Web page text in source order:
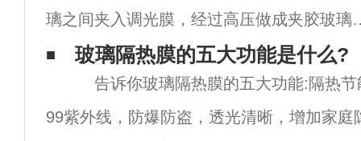
璃之间夹入调光膜，经过高压做成夹胶玻璃
自贴调光膜是直接采用带背胶的ITO膜，制
可以直接贴在玻璃上的薄膜。在成本方面，
贴膜可以省去玻璃原片的成本和玻璃加工的
玻璃隔热膜的五大功能是什么?
告诉你玻璃隔热膜的五大功能:隔热节
99紫外线，防爆防盗，透光清晰，增加